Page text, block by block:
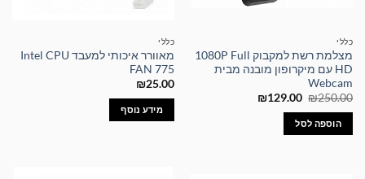
כללי
מצלמת רשת למקבוק 1080P Full
HD עם מיקרופון מובנה מבית
Webcam
₪250.00
המחיר
היה:
₪250.00.
₪129.00
המחיר
הוספה לסל
כללי
מאוורר איכותי למעבד Intel CPU
FAN 775
₪25.00
מידע נוסף